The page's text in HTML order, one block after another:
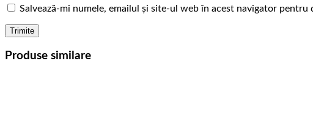
Salvează-mi numele, emailul și site-ul web în acest navigator pentru
Produse similare